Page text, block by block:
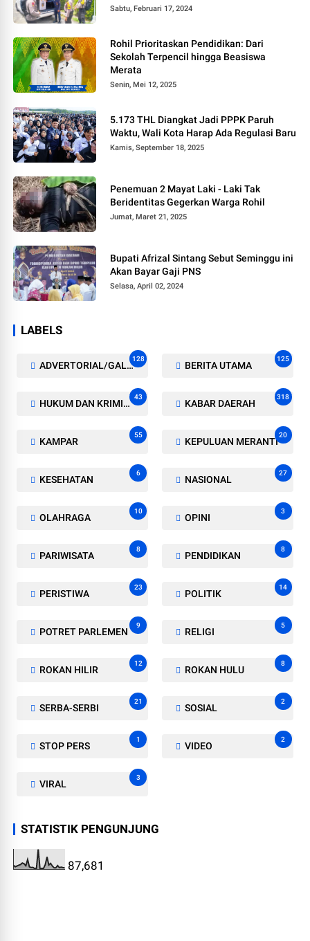
Sabtu, Februari 17, 2024
Rohil Prioritaskan Pendidikan: Dari
Sekolah Terpencil hingga Beasiswa
Merata
Senin, Mei 12, 2025
5.173 THL Diangkat Jadi PPPK Paruh
Waktu, Wali Kota Harap Ada Regulasi Baru
Kamis, September 18, 2025
Penemuan 2 Mayat Laki - Laki Tak
Beridentitas Gegerkan Warga Rohil
Jumat, Maret 21, 2025
Bupati Afrizal Sintang Sebut Seminggu ini
Akan Bayar Gaji PNS
Selasa, April 02, 2024
LABELS
ADVERTORIAL/GALERI
128
BERITA UTAMA
125
HUKUM DAN KRIMINAL
43
KABAR DAERAH
318
KAMPAR
55
KEPULUAN MERANTI
20
KESEHATAN
6
NASIONAL
27
OLAHRAGA
10
OPINI
3
PARIWISATA
8
PENDIDIKAN
8
PERISTIWA
23
POLITIK
14
POTRET PARLEMEN
9
RELIGI
5
ROKAN HILIR
12
ROKAN HULU
8
SERBA-SERBI
21
SOSIAL
2
STOP PERS
1
VIDEO
2
VIRAL
3
STATISTIK PENGUNJUNG
87,681